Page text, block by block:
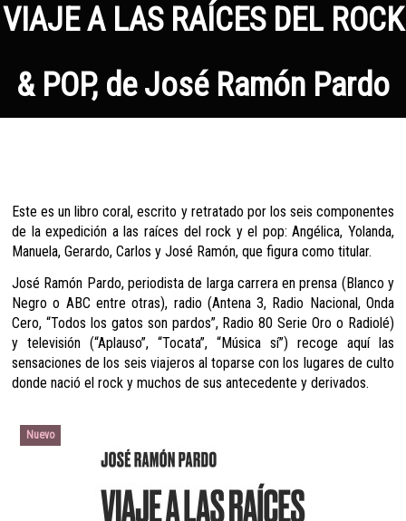
VIAJE A LAS RAÍCES DEL ROCK
& POP, de José Ramón Pardo
Este es un libro coral, escrito y retratado por los seis componentes
de la expedición a las raíces del rock y el pop: Angélica, Yolanda,
Manuela, Gerardo, Carlos y José Ramón, que figura como titular.
José Ramón Pardo, periodista de larga carrera en prensa (Blanco y
Negro o ABC entre otras), radio (Antena 3, Radio Nacional, Onda
Cero, “Todos los gatos son pardos”, Radio 80 Serie Oro o Radiolé)
y televisión (“Aplauso”, “Tocata”, “Música sí”) recoge aquí las
sensaciones de los seis viajeros al toparse con los lugares de culto
donde nació el rock y muchos de sus antecedente y derivados.
Nuevo